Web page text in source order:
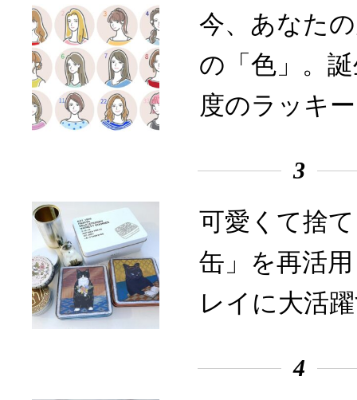
今、あなた
の「色」。
度のラッキ
3
可愛くて捨
缶」を再活
レイに大活
4